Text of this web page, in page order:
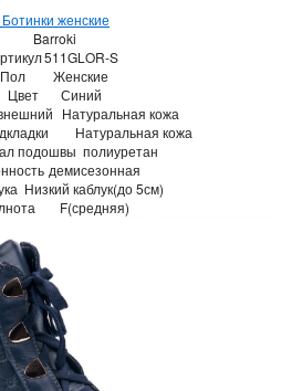
Ботинки женские
Barroki
511GLOR-S
Пол
Женские
Цвет
Синий
Натуральная кожа
Натуральная кожа
подошвы полиуретан
демисезонная
Низкий каблук(до 5см)
F(средняя)